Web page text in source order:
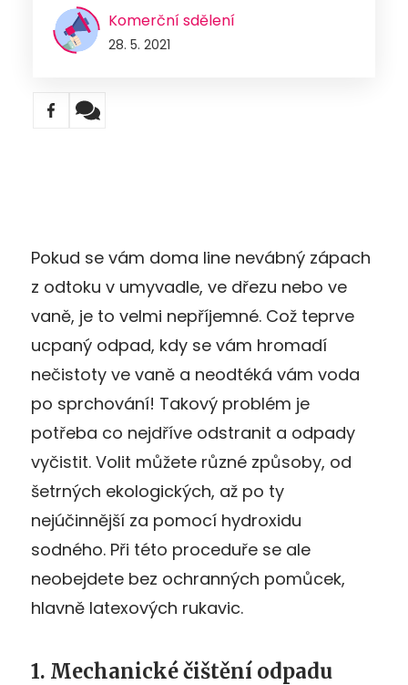
Komerční sdělení
28. 5. 2021
Pokud se vám doma line nevábný zápach
z odtoku v umyvadle, ve dřezu nebo ve
vaně, je to velmi nepříjemné. Což teprve
ucpaný odpad, kdy se vám hromadí
nečistoty ve vaně a neodtéká vám voda
po sprchování! Takový problém je
potřeba co nejdříve odstranit a odpady
vyčistit. Volit můžete různé způsoby, od
šetrných ekologických, až po ty
nejúčinnější za pomocí hydroxidu
sodného. Při této proceduře se ale
neobejdete bez ochranných pomůcek,
hlavně latexových rukavic.
1. Mechanické čištění odpadu